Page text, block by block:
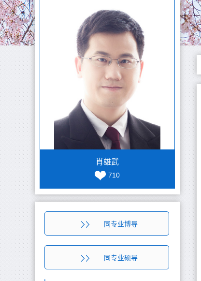
肖雄武
710
同专业博导
同专业硕导